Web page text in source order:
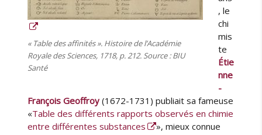
u
t
r
e
2
t
G
H
e
2
0
« Table des affinités ». Histoire de l’Académie
Royale des Sciences, 1718, p. 212. Source : BIU
Santé
, le
chi
mis
te
Étie
nne
-
François Geoffroy(1672-1731) publiait sa fameuse
«Table des différents rapports observés en chimie
entre différentes substances
», mieux connue